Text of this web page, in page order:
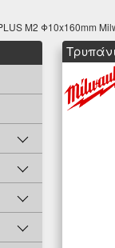
M2 Φ10x160mm